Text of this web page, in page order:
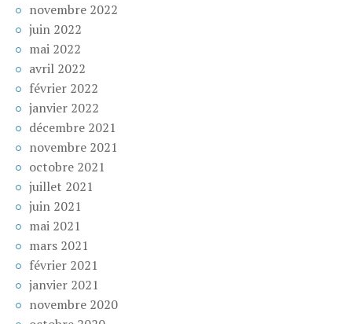
novembre 2022
juin 2022
mai 2022
avril 2022
février 2022
janvier 2022
décembre 2021
novembre 2021
octobre 2021
juillet 2021
juin 2021
mai 2021
mars 2021
février 2021
janvier 2021
novembre 2020